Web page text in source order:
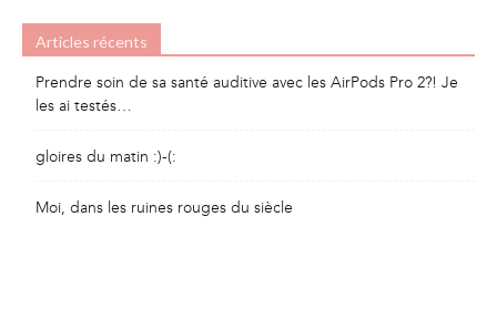
Articles récents
Prendre soin de sa santé auditive avec les AirPods Pro 2?! Je
les ai testés…
gloires du matin :)-(:
Moi, dans les ruines rouges du siècle